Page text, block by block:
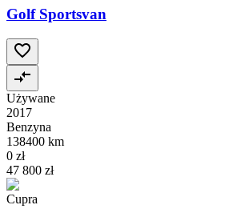
Golf Sportsvan
Używane
2017
Benzyna
138400 km
0 zł
47 800 zł
Cupra